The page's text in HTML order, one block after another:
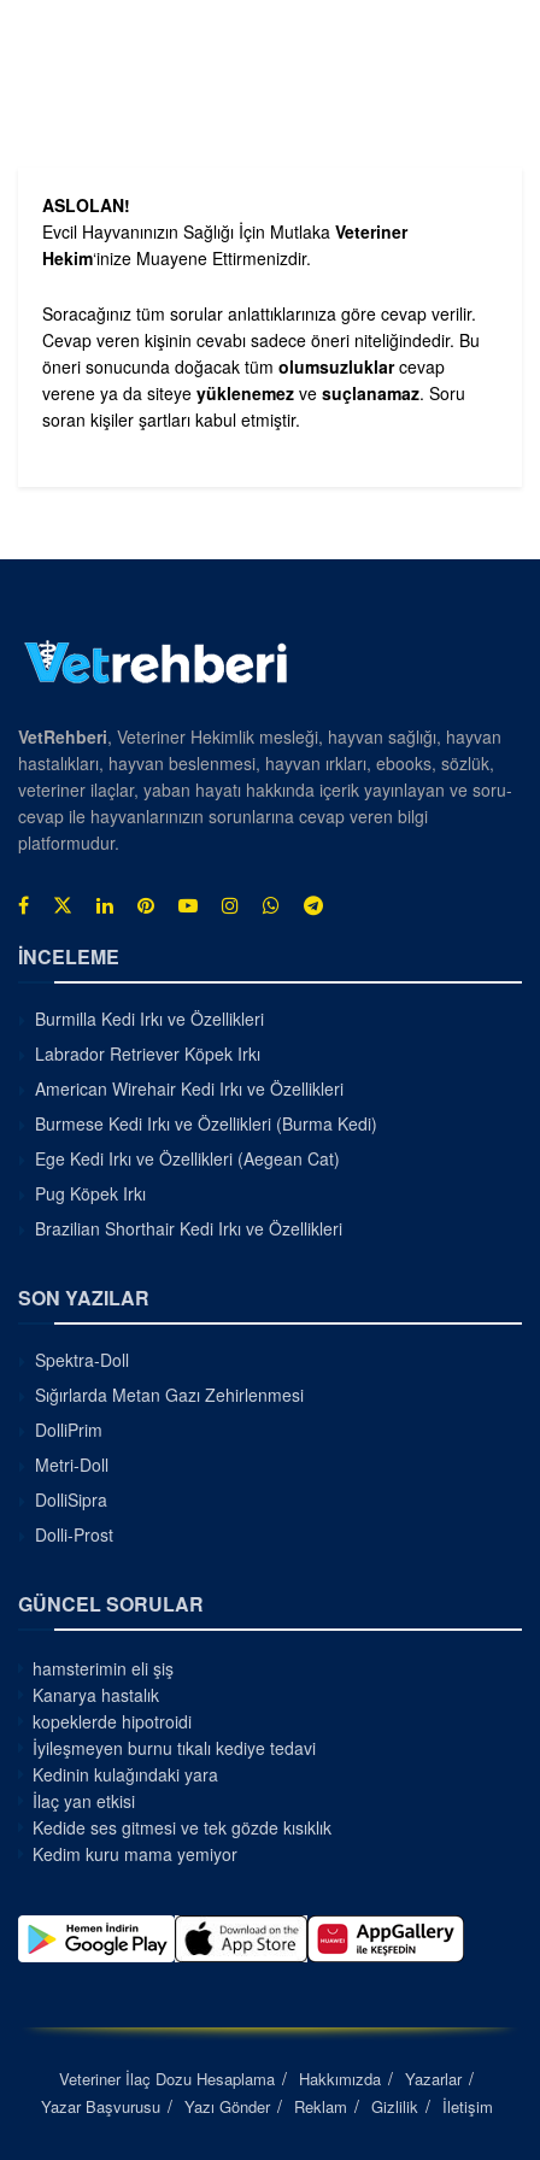
ASLOLAN!
Evcil Hayvanınızın Sağlığı İçin Mutlaka Veteriner
Hekim‘inize Muayene Ettirmenizdir.
Soracağınız tüm sorular anlattıklarınıza göre cevap verilir.
Cevap veren kişinin cevabı sadece öneri niteliğindedir. Bu
öneri sonucunda doğacak tüm olumsuzluklarcevap
verene ya da siteye yüklenemez ve suçlanamaz. Soru
soran kişiler şartları kabul etmiştir.
VetRehberi, Veteriner Hekimlik mesleği, hayvan sağlığı, hayvan
hastalıkları, hayvan beslenmesi, hayvan ırkları, ebooks, sözlük,
veteriner ilaçlar, yaban hayatı hakkında içerik yayınlayan ve soru-
cevap ile hayvanlarınızın sorunlarına cevap veren bilgi
platformudur.
İNCELEME
Burmilla Kedi Irkı ve Özellikleri
Labrador Retriever Köpek Irkı
American Wirehair Kedi Irkı ve Özellikleri
Burmese Kedi Irkı ve Özellikleri (Burma Kedi)
Ege Kedi Irkı ve Özellikleri (Aegean Cat)
Pug Köpek Irkı
Brazilian Shorthair Kedi Irkı ve Özellikleri
SON YAZILAR
Spektra-Doll
Sığırlarda Metan Gazı Zehirlenmesi
DolliPrim
Metri-Doll
DolliSipra
Dolli-Prost
GÜNCEL SORULAR
hamsterimin eli şiş
Kanarya hastalık
kopeklerde hipotroidi
İyileşmeyen burnu tıkalı kediye tedavi
Kedinin kulağındaki yara
İlaç yan etkisi
Kedide ses gitmesi ve tek gözde kısıklık
Kedim kuru mama yemiyor
Veteriner İlaç Dozu Hesaplama Hakkımızda
Yazarlar
Yazar Başvurusu
Yazı Gönder Reklam Gizlilik İletişim